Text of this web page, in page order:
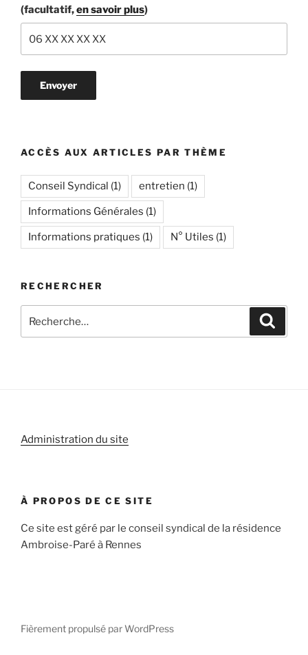
(facultatif,en savoir plus)
ACCÈS AUX ARTICLES PAR THÈME
Conseil Syndical (1) entretien (1)
Informations Générales (1)
Informations pratiques (1) N° Utiles (1)
RECHERCHER
pour
Administration du site
À PROPOS DE CE SITE
Ce site est géré par le conseil syndical de la résidence
Ambroise-Paré à Rennes
Fièrement propulsé par WordPress